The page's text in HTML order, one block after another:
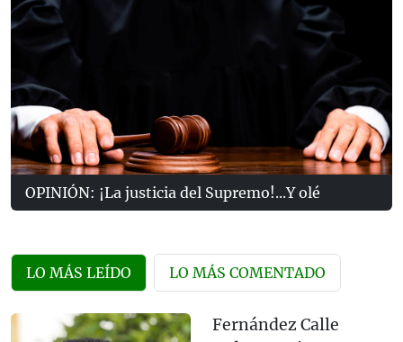
OPINIÓN: ¡La justicia del Supremo!...Y olé
LO MÁS LEÍDO LO MÁS COMENTADO
Fernández Calle